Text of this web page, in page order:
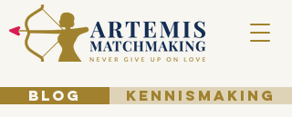
BLOG KENNISMAKING